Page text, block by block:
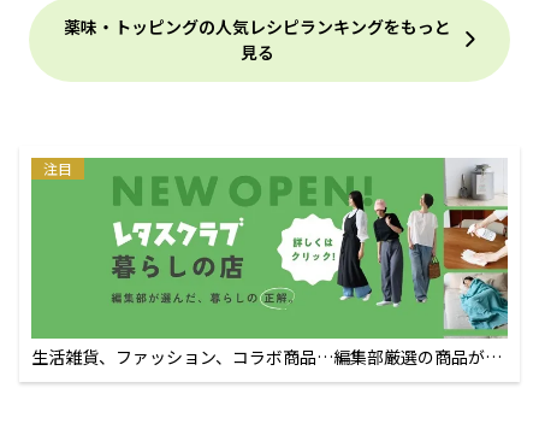
薬味・トッピングの人気レシピランキングをもっと
見る
注目
生活雑貨、ファッション、コラボ商品…編集部厳選の商品が買
えるECサイト